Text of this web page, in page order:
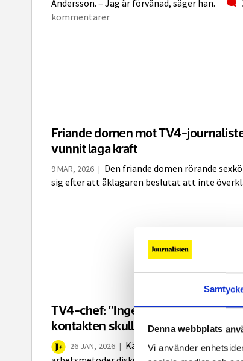
Denna webbplats
Vi använder
Andersson. – Jag är förvånad, säger han.
kommentarer
Friande domen mot TV4-
vunnit laga kraft
9 MAR, 2026 | Den friande domen rörande
sig efter att åklagaren beslutat att inte
TV4-chef: ”Ingen diskussion om
kontakten skulle tas”
26 JAN, 2026 | Källskydd och journalistiska